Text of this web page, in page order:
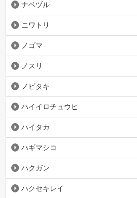
ナベヅル
ニワトリ
ノゴマ
ノスリ
ノビタキ
ハイイロチュウヒ
ハイタカ
ハギマシコ
ハクガン
ハクセキレイ